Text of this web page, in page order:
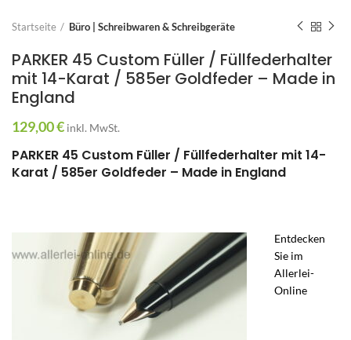
Startseite Büro | Schreibwaren & Schreibgeräte
PARKER 45 Custom Füller / Füllfederhalter
mit 14-Karat / 585er Goldfeder – Made in
England
129,00€ inkl. MwSt.
PARKER 45 Custom Füller / Füllfederhalter mit 14-
Karat / 585er Goldfeder – Made in England
Entdecken
Sie im
Allerlei-
Online